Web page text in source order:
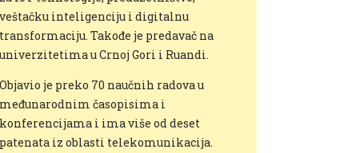
veštačku inteligenciju i digitalnu
transformaciju. Takođe je predavač na
univerzitetima u Crnoj Gori i Ruandi.
Objavio je preko 70 naučnih radova u
međunarodnim časopisima i
konferencijama i ima više od deset
patenata iz oblasti telekomunikacija.